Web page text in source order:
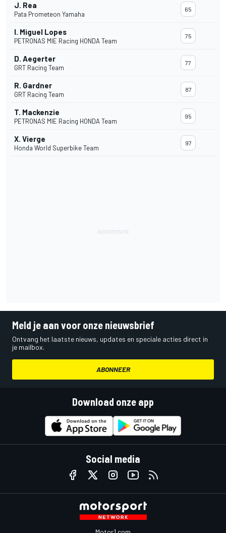
J. Rea
Pata Prometeon Yamaha
65
I. Miguel Lopes
PETRONAS MIE Racing HONDA Team
75
D. Aegerter
GRT Racing Team
77
R. Gardner
GRT Racing Team
87
T. Mackenzie
PETRONAS MIE Racing HONDA Team
95
X. Vierge
Honda World Superbike Team
97
Meld je aan voor onze nieuwsbrief
Ontvang het laatste nieuws, updates en speciale acties direct in
je mailbox.
ABONNEER
Download onze app
Social media